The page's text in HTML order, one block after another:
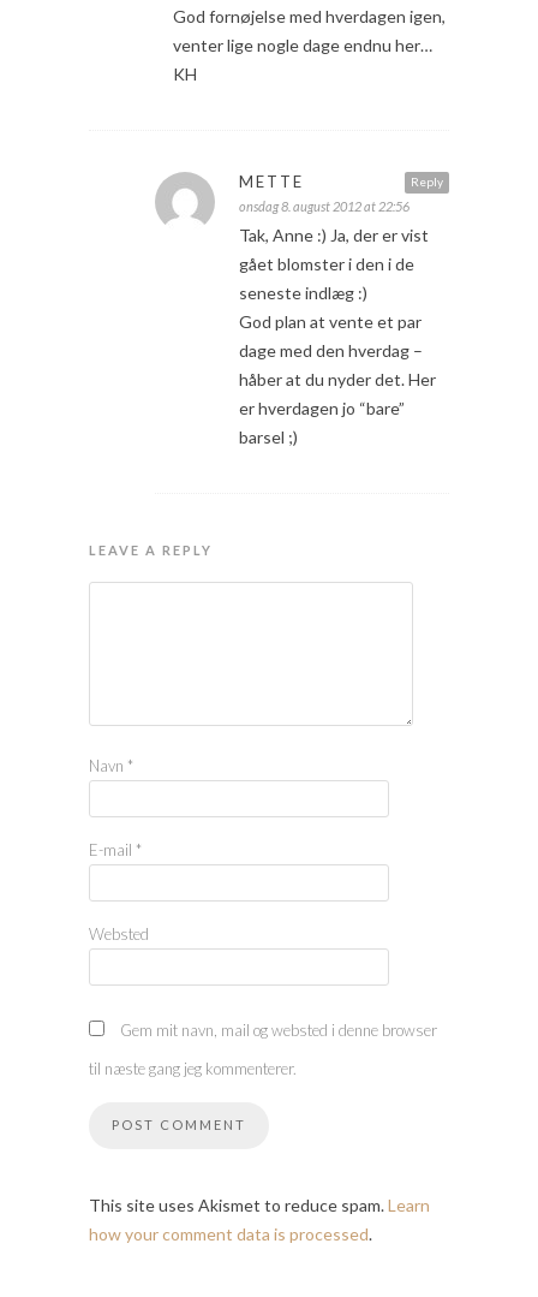
God fornøjelse med hverdagen igen,
venter lige nogle dage endnu her…
KH
Reply
METTE
onsdag 8. august 2012 at 22:56
Tak, Anne :) Ja, der er vist
gået blomster i den i de
seneste indlæg :)
God plan at vente et par
dage med den hverdag –
håber at du nyder det. Her
er hverdagen jo “bare”
barsel ;)
LEAVE A REPLY
Navn *
E-mail *
Websted
Gem mit navn, mail og websted i denne browser
til næste gang jeg kommenterer.
This site uses Akismet to reduce spam.Learn
how your comment data is processed.